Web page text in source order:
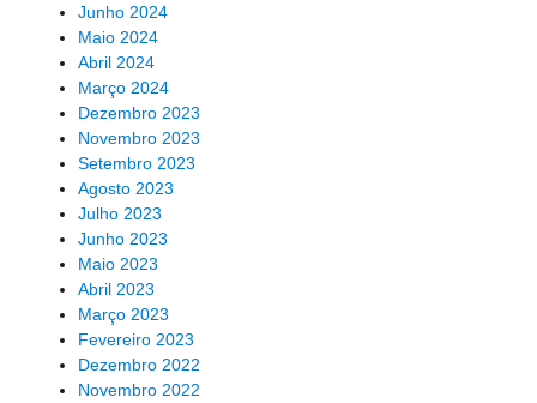
Junho 2024
Maio 2024
Abril 2024
Março 2024
Dezembro 2023
Novembro 2023
Setembro 2023
Agosto 2023
Julho 2023
Junho 2023
Maio 2023
Abril 2023
Março 2023
Fevereiro 2023
Dezembro 2022
Novembro 2022